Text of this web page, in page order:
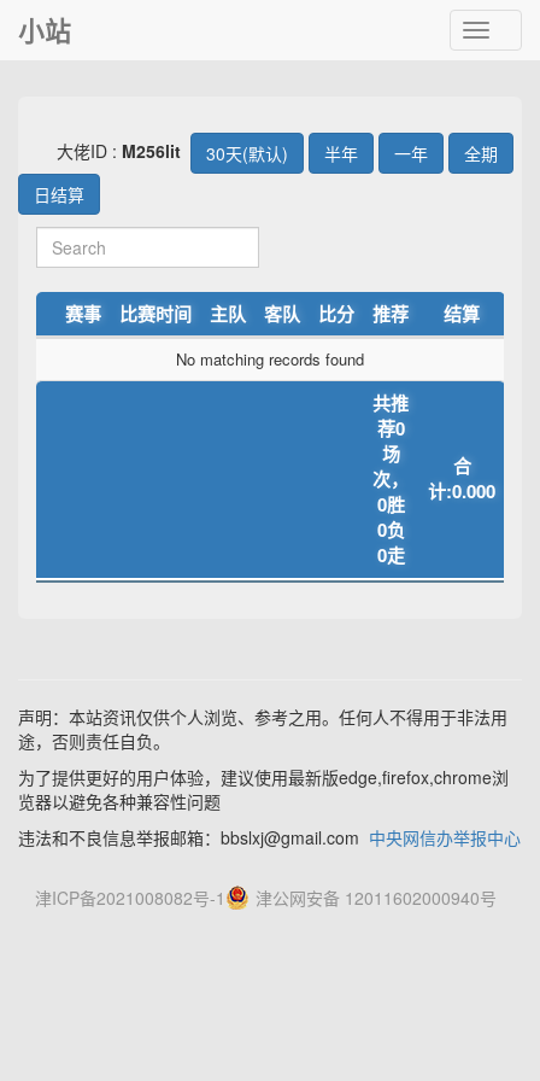
Toggle
小站
大佬ID : M256lit 30天(默认) 半年 一年
全期
日结算
赛事 比赛时间 主队 客队 比分 推荐 结算
No matching records found
共推
荐0
场
次，
0胜
0负
0走
合
计:0.000
声明：本站资讯仅供个人浏览、参考之用。任何人不得用于非法用
途，否则责任自负。
为了提供更好的用户体验，建议使用最新版edge,firefox,chrome浏
览器以避免各种兼容性问题
违法和不良信息举报邮箱：bbslxj@gmail.com 中央网信办举报中心
津公网安备 12011602000940号
津ICP备2021008082号-1